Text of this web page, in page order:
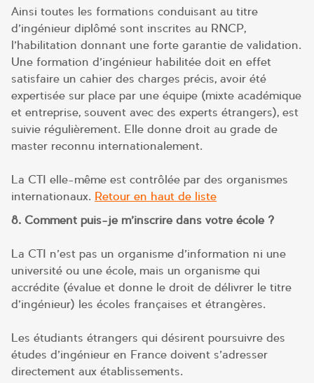
Ainsi toutes les formations conduisant au titre
d’ingénieur diplômé sont inscrites au RNCP,
l’habilitation donnant une forte garantie de validation.
Une formation d’ingénieur habilitée doit en effet
satisfaire un cahier des charges précis, avoir été
expertisée sur place par une équipe (mixte académique
et entreprise, souvent avec des experts étrangers), est
suivie régulièrement. Elle donne droit au grade de
master reconnu internationalement.
La CTI elle-même est contrôlée par des organismes
internationaux. Retour en haut de liste
8. Comment puis-je m’inscrire dans votre école ?
La CTI n’est pas un organisme d’information ni une
université ou une école, mais un organisme qui
accrédite (évalue et donne le droit de délivrer le titre
d’ingénieur) les écoles françaises et étrangères.
Les étudiants étrangers qui désirent poursuivre des
études d’ingénieur en France doivent s’adresser
directement aux établissements.